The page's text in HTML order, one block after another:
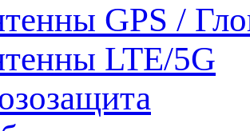
GPS /
LTE/5G